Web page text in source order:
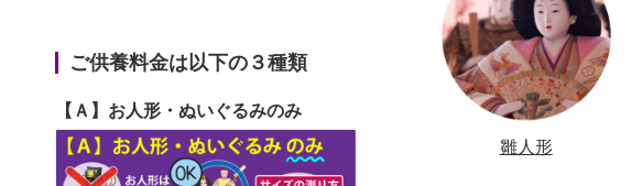
雛人形
一緒にお雛様を出しました。
お...
しても良いですか？
第73回人形供養祭
第72回人形供養祭
令和6年9月9日(月)
ご供養料金は以下の３種類
【Ａ】お人形・ぬいぐるみのみ